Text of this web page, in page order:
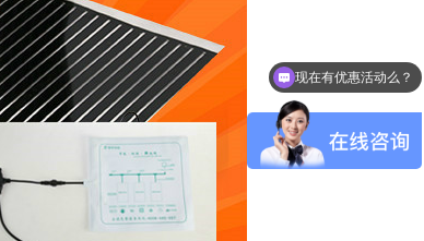
可以介绍下你们的产品么？